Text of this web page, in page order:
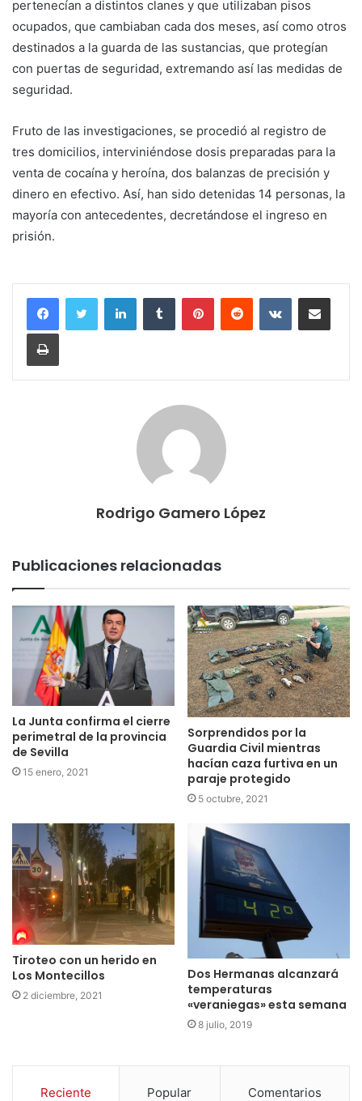
pertenecían a distintos clanes y que utilizaban pisos
ocupados, que cambiaban cada dos meses, así como otros
destinados a la guarda de las sustancias, que protegían
con puertas de seguridad, extremando así las medidas de
seguridad.
Fruto de las investigaciones, se procedió al registro de
tres domicilios, interviniéndose dosis preparadas para la
venta de cocaína y heroína, dos balanzas de precisión y
dinero en efectivo. Así, han sido detenidas 14 personas, la
mayoría con antecedentes, decretándose el ingreso en
prisión.
LinkedInTumblr PinterestReddit VKontakteCompartir por
Imprimir
Rodrigo Gamero López
Publicaciones relacionadas
La Junta confirma el cierre
perimetral de la provincia
de Sevilla
15 enero, 2021
Sorprendidos por la
Guardia Civil mientras
hacían caza furtiva en un
paraje protegido
5 octubre, 2021
Tiroteo con un herido en
Los Montecillos
2 diciembre, 2021
Dos Hermanas alcanzará
temperaturas
«veraniegas» esta semana
8 julio, 2019
Reciente Popular Comentarios